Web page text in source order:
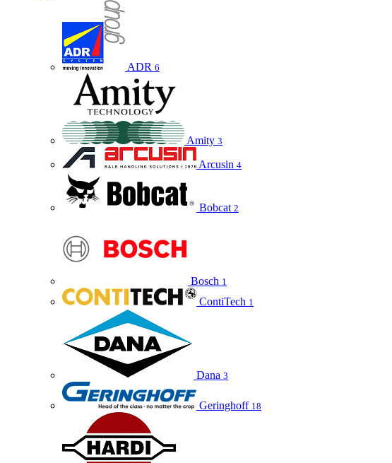
ADR 6
Amity 3
Arcusin 4
Bobcat 2
Bosch 1
ContiTech 1
Dana 3
Geringhoff 18